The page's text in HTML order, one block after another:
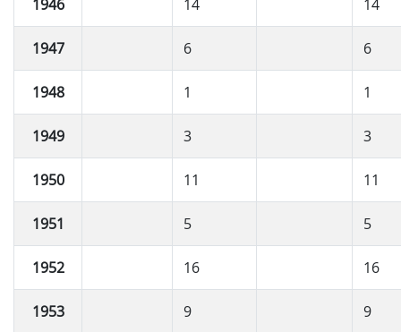
1946 14 14
1947 6 6
1948 1 1
1949 3 3
1950 11 11
1951 5 5
1952 16 16
1953 9 9